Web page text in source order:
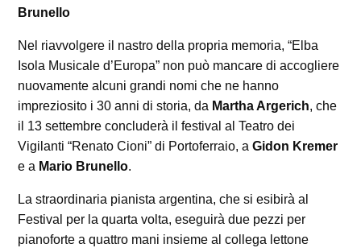
Brunello
Nel riavvolgere il nastro della propria memoria, “Elba
Isola Musicale d’Europa” non può mancare di accogliere
nuovamente alcuni grandi nomi che ne hanno
impreziosito i 30 anni di storia, da Martha Argerich, che
il 13 settembre concluderà il festival al Teatro dei
Vigilanti “Renato Cioni” di Portoferraio, aGidon Kremer
e a Mario Brunello.
La straordinaria pianista argentina, che si esibirà al
Festival per la quarta volta, eseguirà due pezzi per
pianoforte a quattro mani insieme al collega lettone